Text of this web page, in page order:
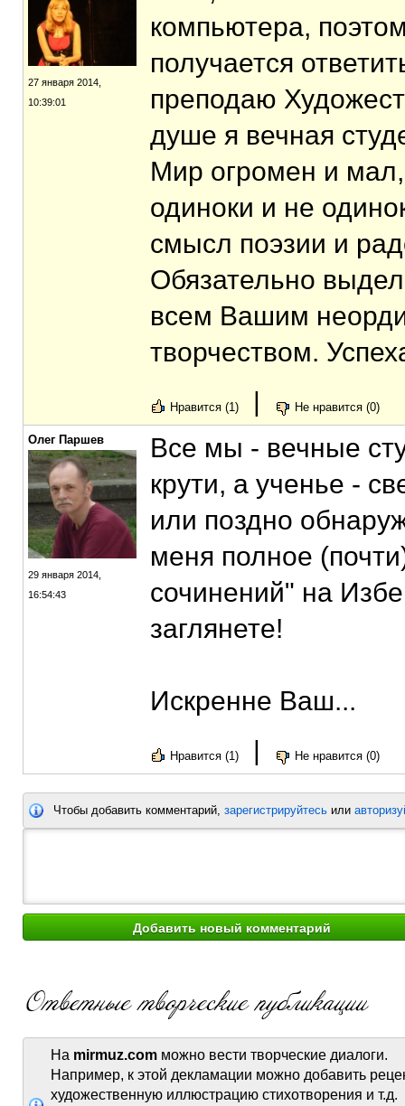
27 января 2014,
10:39:01
компьютера,
получается
преподаю
душе я вечная
Мир огромен и
одиноки и не
смысл поэзии и
Обязательно
всем Вашим
творчеством.
Нравится (1) Не нравится (0)
Олег Паршев
29 января 2014,
16:54:43
Все мы - вечные
крути, а ученье -
или поздно
меня полное
сочинений" на
заглянете!
Искренне Ваш...
Нравится (1) Не нравится (0)
Чтобы добавить комментарий, зарегистрируйтесь или
На mirmuz.com можно вести творческие диалоги.
Например, к этой декламации можно добавить
художественную иллюстрацию стихотворения и т.д.